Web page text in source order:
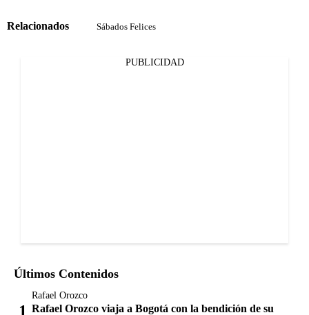
Relacionados Sábados Felices
PUBLICIDAD
Últimos Contenidos
Rafael Orozco
Rafael Orozco viaja a Bogotá con la bendición de su